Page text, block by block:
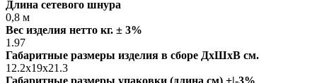
Длина сетевого шнура
0,8 м
Вес изделия нетто кг. ± 3%
1.97
Габаритные размеры изделия в сборе ДxШxВ см.
12.2x19x21.3
Габаритные размеры упаковки (длина см) +|-3%